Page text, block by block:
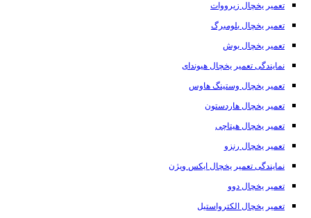
تعمیر یخچال زیرووات
تعمیر یخچال بلومبرگ
تعمیر یخچال بوش
نمایندگی تعمیر یخچال هیوندای
تعمیر یخچال وستینگ هاوس
تعمیر یخچال هاردستون
تعمیر یخچال هیتاچی
تعمیر یخچال رنزو
نمایندگی تعمیر یخچال ایکس ویژن
تعمیر یخچال دوو
تعمیر یخچال الکترواستیل